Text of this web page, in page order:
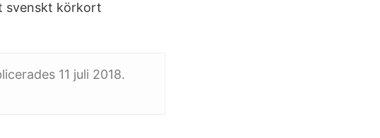
svenskt körkort
11 juli 2018.